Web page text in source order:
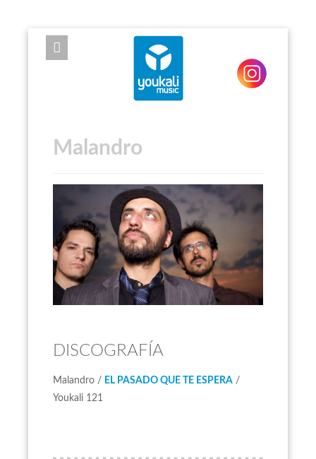
EXPOSE FRAMEWORK FOR JOOMLA 2.5 AND 3.0+
Malandro
DISCOGRAFÍA
Malandro / EL PASADO QUE TE ESPERA /
Youkali 121